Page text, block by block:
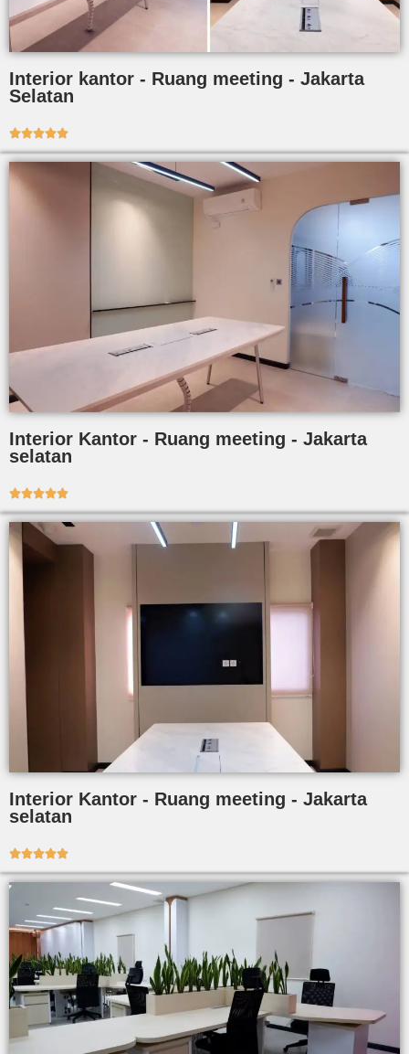
Interior kantor - Ruang meeting - Jakarta
Selatan

Interior Kantor - Ruang meeting - Jakarta
selatan

Interior Kantor - Ruang meeting - Jakarta
selatan
